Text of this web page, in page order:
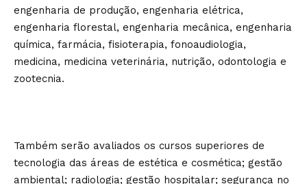
engenharia de produção, engenharia elétrica,
engenharia florestal, engenharia mecânica, engenharia
química, farmácia, fisioterapia, fonoaudiologia,
medicina, medicina veterinária, nutrição, odontologia e
zootecnia.
Também serão avaliados os cursos superiores de
tecnologia das áreas de estética e cosmética; gestão
ambiental; radiologia; gestão hospitalar; segurança no